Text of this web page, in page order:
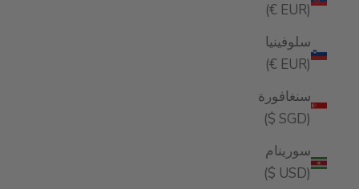
(EUR €)
سلوفينيا
(EUR €)
سنغافورة
(SGD $)
سورينام
(USD $)